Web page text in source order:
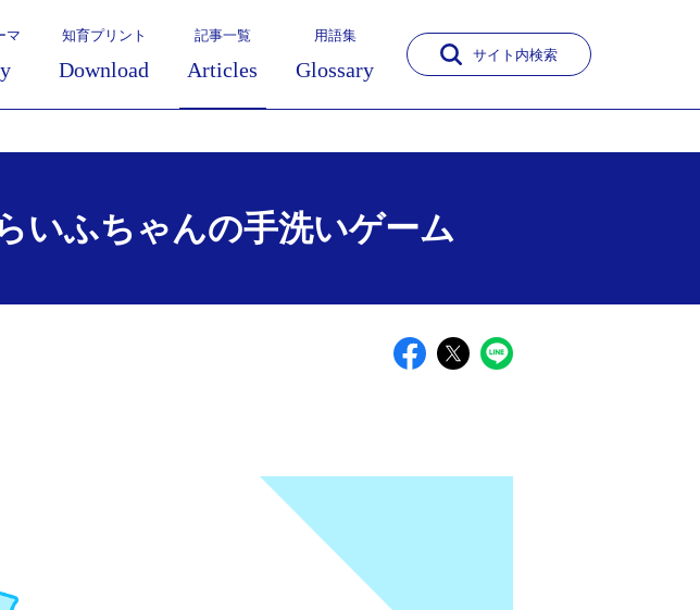
マ 知育プリント
Download
記事一覧
Articles
用語集
Glossary
サイト内検索
いふちゃんの手洗いゲーム